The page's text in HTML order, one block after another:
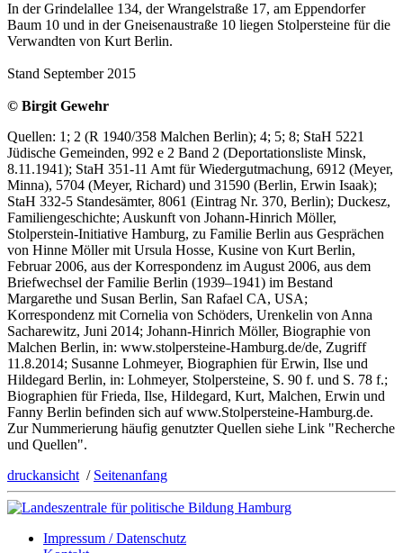
In der Grindelallee 134, der Wrangelstraße 17, am Eppendorfer
Baum 10 und in der Gneisenaustraße 10 liegen Stolpersteine für die
Verwandten von Kurt Berlin.
Stand September 2015
© Birgit Gewehr
Quellen: 1; 2 (R 1940/358 Malchen Berlin); 4; 5; 8; StaH 5221
Jüdische Gemeinden, 992 e 2 Band 2 (Deportationsliste Minsk,
8.11.1941); StaH 351-11 Amt für Wiedergutmachung, 6912 (Meyer,
Minna), 5704 (Meyer, Richard) und 31590 (Berlin, Erwin Isaak);
StaH 332-5 Standesämter, 8061 (Eintrag Nr. 370, Berlin); Duckesz,
Familiengeschichte; Auskunft von Johann-Hinrich Möller,
Stolperstein-Initiative Hamburg, zu Familie Berlin aus Gesprächen
von Hinne Möller mit Ursula Hosse, Kusine von Kurt Berlin,
Februar 2006, aus der Korrespondenz im August 2006, aus dem
Briefwechsel der Familie Berlin (1939–1941) im Bestand
Margarethe und Susan Berlin, San Rafael CA, USA;
Korrespondenz mit Cornelia von Schöders, Urenkelin von Anna
Sacharewitz, Juni 2014; Johann-Hinrich Möller, Biographie von
Malchen Berlin, in: www.stolpersteine-Hamburg.de/de, Zugriff
11.8.2014; Susanne Lohmeyer, Biographien für Erwin, Ilse und
Hildegard Berlin, in: Lohmeyer, Stolpersteine, S. 90 f. und S. 78 f.;
Biographien für Frieda, Ilse, Hildegard, Kurt, Malchen, Erwin und
Fanny Berlin befinden sich auf www.Stolpersteine-Hamburg.de.
Zur Nummerierung häufig genutzter Quellen siehe Link "Recherche
und Quellen".
druckansicht / Seitenanfang
Impressum / Datenschutz